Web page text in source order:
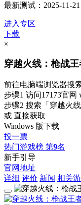
最新测试：2025-11-
进入专区
下载
×
穿越火线：枪战王
前往电脑端浏览器搜
步骤1 访问17173官网
步骤2 搜索 「穿越火
或 直接获取
Windows 版下载
投一票
热门游戏榜 第9名
新手引导
官网地址
详细 评价 新闻 相关